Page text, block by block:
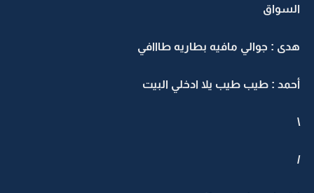
السواق
هدى : جوالي مافيه بطاريه طااافي
أحمد : طيب طيب يلا ادخلي البيت
\
/